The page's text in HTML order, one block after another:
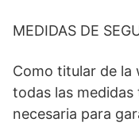
MEDIDAS DE
Como titular de la
todas las
necesaria para